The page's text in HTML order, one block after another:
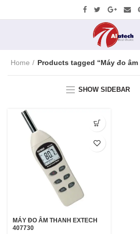
Home Products tagged “Máy đo
SHOW SIDEBAR
MÁY ĐO ÂM THANH EXTECH
407730